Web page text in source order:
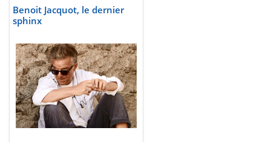
Benoit Jacquot, le dernier
sphinx